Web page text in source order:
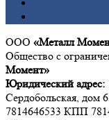
ООО «Металл
Общество с
Момент»
Юридический адрес:
Сердобольская,
7814646533 КПП